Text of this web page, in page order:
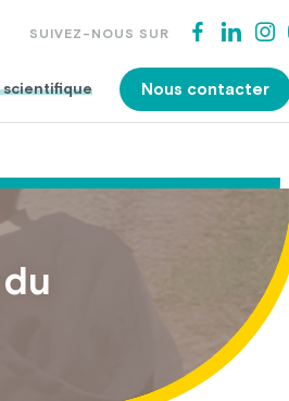
SUIVEZ-NOUS SUR
scientifique Nous contacter